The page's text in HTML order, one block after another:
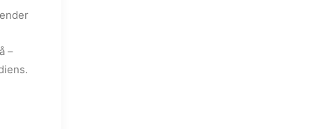
–